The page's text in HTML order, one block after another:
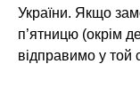
України. Якщо
п’ятницю (окрім
відправимо у той